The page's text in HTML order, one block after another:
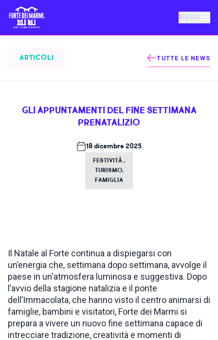
MENU
EVENTI
NOTIZIE
WEBCAM
CONTATTI
ENG
ARTICOLI TUTTE LE NEWS
GLI APPUNTAMENTI DEL FINE SETTIMANA
PRENATALIZIO
18 dicembre 2025
FESTIVITÀ ,
TURISMO,
FAMIGLIA
Il Natale al Forte continua a dispiegarsi con
un’energia che, settimana dopo settimana, avvolge il
paese in un'atmosfera luminosa e suggestiva. Dopo
l’avvio della stagione natalizia e il ponte
dell’Immacolata, che hanno visto il centro animarsi di
famiglie, bambini e visitatori, Forte dei Marmi si
prepara a vivere un nuovo fine settimana capace di
intrecciare tradizione, creatività e momenti di